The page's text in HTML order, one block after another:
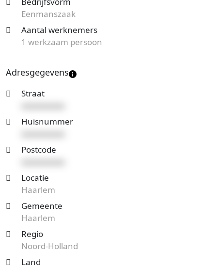
Eenmanszaak
Aantal werknemers
1 werkzaam persoon
Adresgegevens
Straat
Huisnummer
Postcode
Locatie
Haarlem
Gemeente
Haarlem
Regio
Noord-Holland
Land